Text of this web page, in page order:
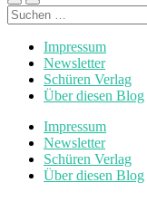
Mobile-
Menü
Suchfeld
ein-/ausblenden
Suchen
nach:
Impressum
Newsletter
Schüren Verlag
Über diesen Blog
Impressum
Newsletter
Schüren Verlag
Über diesen Blog